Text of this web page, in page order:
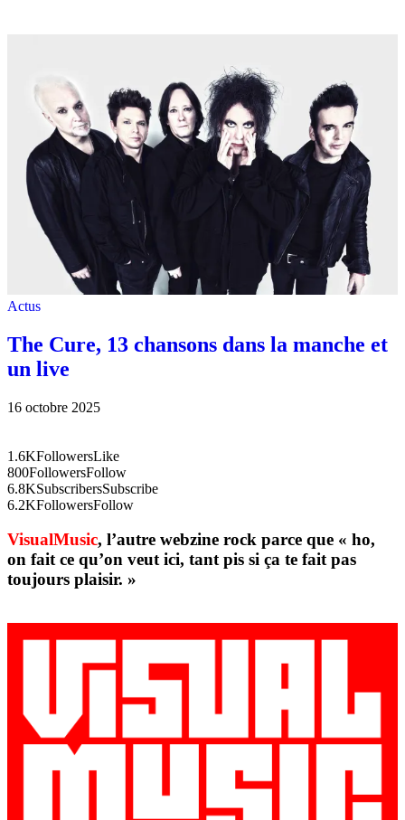
Actus
The Cure, 13 chansons dans la manche et
un live
16 octobre 2025
1.6KFollowersLike
800FollowersFollow
6.8KSubscribersSubscribe
6.2KFollowersFollow
VisualMusic, l’autre webzine rock parce que « ho,
on fait ce qu’on veut ici, tant pis si ça te fait pas
toujours plaisir. »